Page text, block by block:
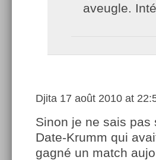
aveugle.
Djita 17 août 2010 at
Sinon je ne sais
Date-Krumm qui
gagné un match